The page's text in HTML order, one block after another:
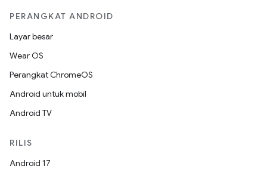
PERANGKAT ANDROID
Layar besar
Wear OS
Perangkat ChromeOS
Android untuk mobil
Android TV
RILIS
Android 17